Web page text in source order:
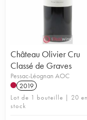
Château Olivier Cru
Classé de Graves
Pessac-Léognan AOC
2019
Lot de 1 bouteille | 20 en
stock